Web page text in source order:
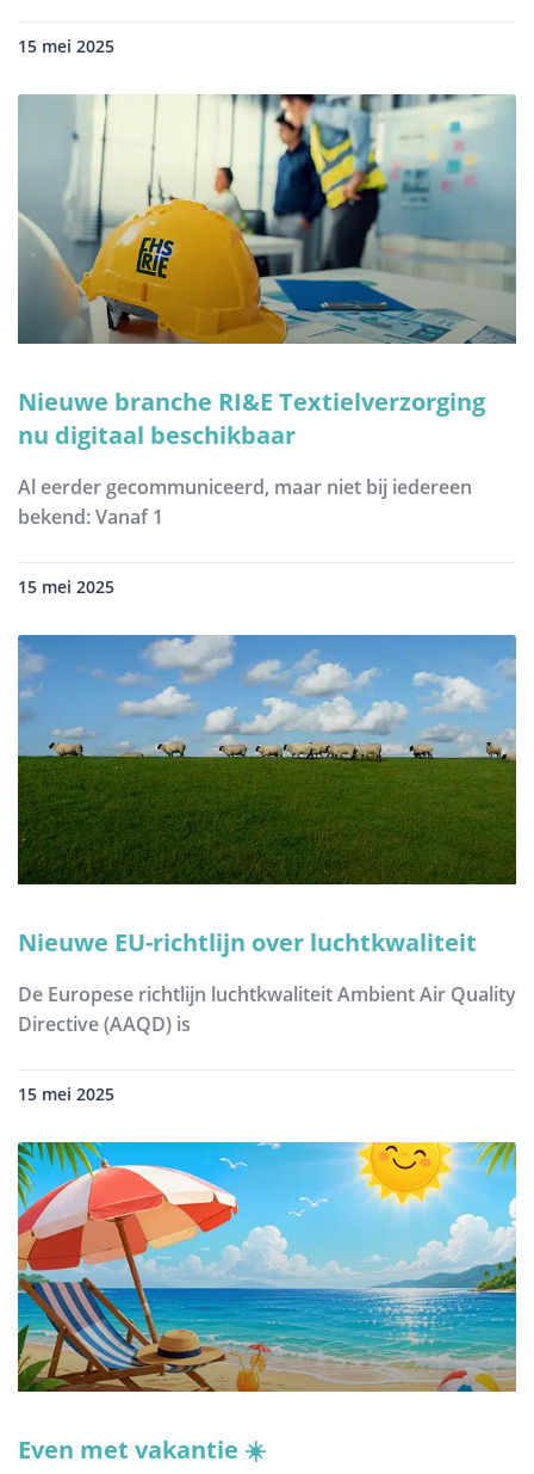
15 mei 2025
Nieuwe branche RI&E Textielverzorging
nu digitaal beschikbaar
Al eerder gecommuniceerd, maar niet bij iedereen
bekend: Vanaf 1
15 mei 2025
Nieuwe EU-richtlijn over luchtkwaliteit
De Europese richtlijn luchtkwaliteit Ambient Air Quality
Directive (AAQD) is
15 mei 2025
Even met vakantie ☀️